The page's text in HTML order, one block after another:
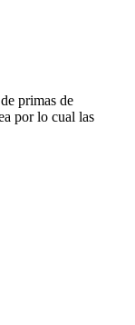
primas de
por lo cual las